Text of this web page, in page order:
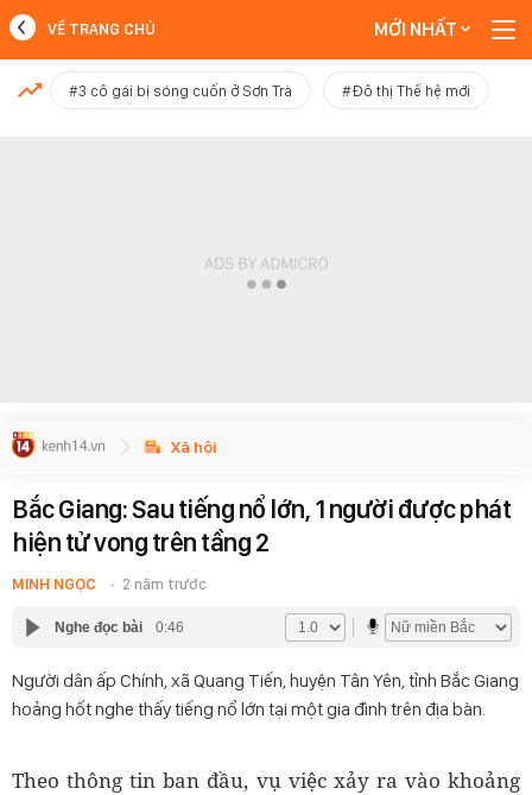
MỚI NHẤT
VỀ TRANG CHỦ MỚI NHẤT
#3 cô gái bị sóng cuốn ở Sơn Trà #Đô thị Thế hệ mới
Xã hội
Bắc Giang: Sau tiếng nổ lớn, 1 người được phát
hiện tử vong trên tầng 2
MINH NGỌC 2 năm trước
Nghe đọc bài 0:46
Người dân ấp Chính, xã Quang Tiến, huyện Tân Yên, tỉnh Bắc Giang
hoảng hốt nghe thấy tiếng nổ lớn tại một gia đình trên địa bàn.
Theo thông tin ban đầu, vụ việc xảy ra vào khoảng